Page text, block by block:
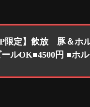
限定】飲放 豚＆ホ
ルOK■4500円 ■ホ